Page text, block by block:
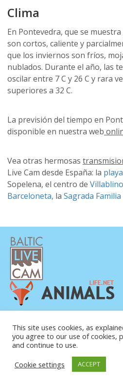
Clima
En Pontevedra, que se muestra
son cortos, caliente y
que los inviernos son fríos,
nublados. Durante el año, las
oscilar entre 7 C y 26 C y rara
superiores a 32 C.
La previsión del tiempo en
disponible en nuestra web
Vea otras hermosas
Live Cam desde España: la
Sopelena, el centro de Villablino
Barceloneta, la Sagrada Familia
CONTACTO
SOBRE NOSOTROS
©
This site uses cookies, as
you agree to our use of cookies,
and continue to use.
Cookie settings
ACCEPT